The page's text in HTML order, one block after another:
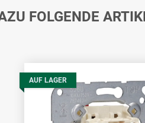
FOLGENDE
AUF LAGER